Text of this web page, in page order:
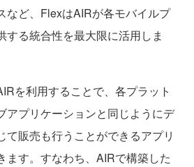
など、FlexはAIRが各モバイルプ
する統合性を最大限に活用しま
を利用することで、各プラット
アプリケーションと同じようにデ
て販売も行うことができるアプリ
ます。すなわち、AIRで構築した